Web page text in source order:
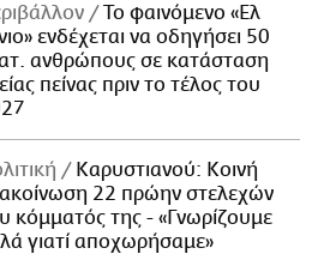
Το φαινόμενο «Ελ
ενδέχεται να οδηγήσει 50
ανθρώπους σε κατάσταση
πείνας πριν το τέλος του
Καρυστιανού: Κοινή
22 πρώην στελεχών
κόμματός της - «Γνωρίζουμε
γιατί αποχωρήσαμε»